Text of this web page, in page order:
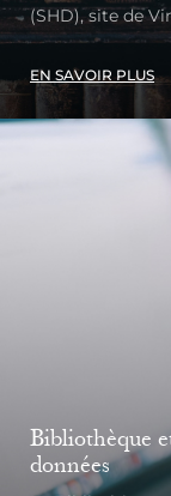
(SHD), site de
EN SAVOIR PLUS
Bibliothèque
données